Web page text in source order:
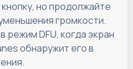
но продолжайте
громкости.
режим DFU, когда экран
обнаружит его в